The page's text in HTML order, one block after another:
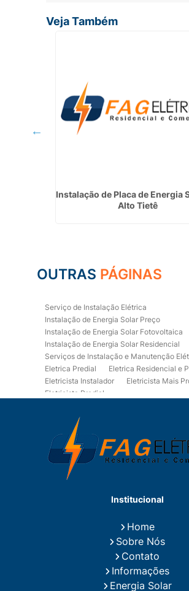
Veja Também
Instalação de Placa de Energia
Alto Tietê
OUTRAS PÁGINAS
Serviço de Instalação Elétrica
Instalação de Energia Solar Preço
Instalação de Energia Solar Fotovoltaica
Instalação de Energia Solar Residencial
Serviços de Instalação e Manutenção
Eletrica Predial
Eletrica Residencial e
Eletricista Instalador
Eletricista Mais
Eletricista Predial
Eletricista Residencial
Eletricista Residencial E Predial
Eletricistas de Manutenção
Empresa de Instalações Elétricas
Empresa de Manutenção Eletrica
Empresa de Prestação de Serviços
Fiação para Instalação Eletrica Residencial
Instalação de Energia Solar Residencial
Instalação de Painel Solar
Instalação de Placa Solar
Instalação de Sistema Fotovoltaico
Instalação E Manutenção Elétrica
Institucional
Home
Sobre Nós
Contato
Informações
Energia Solar